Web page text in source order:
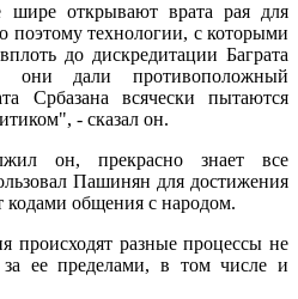
открывают врата рая для
поэтому технологии, с которыми
до дискредитации Баграта
они дали противоположный
Србазана всячески пытаются
- сказал он.
он, прекрасно знает все
Пашинян для достижения
кодами общения с народом.
происходят разные процессы не
ее пределами, в том числе и